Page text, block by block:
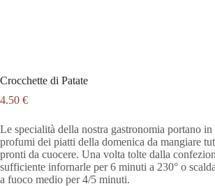
Crocchette di Patate
4.50 €
Le specialità della nostra gastronomia portano in
profumi dei piatti della domenica da mangiare
pronti da cuocere. Una volta tolte dalla
sufficiente infornarle per 6 minuti a 230° o
a fuoco medio per 4/5 minuti.